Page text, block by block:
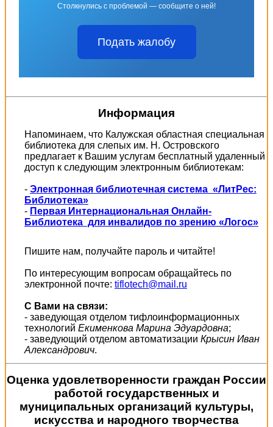
Столкнулись с проблемой — сообщите о ней!
Подать жалобу
Информация
Напоминаем, что Калужская областная специальная
библиотека для слепых им. Н. Островского
предлагает к Вашим услугам бесплатный удаленный
доступ к следующим электронным библиотекам:
- Электронная библиотечная система «ЛитРес:
Библиотека»
- Первая Интернациональная Онлайн-
Библиотека для инвалидов по зрению «Логос»
Пишите нам, получайте пароль и читайте!
По интересующим вопросам обращайтесь по
электронной почте: tiflotech@mail.ru
С Вами на связи:
- заведующая отделом тифлоинформационных
технологий Екименкова Марина Эдуардовна;
- заведующий отделом автоматизации Крысин Иван
Александрович.
Оценка удовлетворенности граждан России
работой государственных и
муниципальных организаций культуры,
искусства и народного творчества